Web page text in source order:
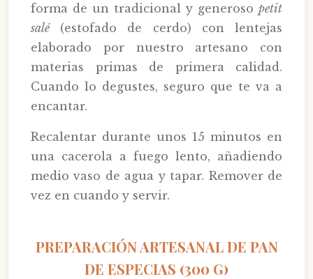
forma de un tradicional y generoso petit
salé(estofado de cerdo) con lentejas
elaborado por nuestro artesano con
materias primas de primera calidad.
Cuando lo degustes, seguro que te va a
encantar.
Recalentar durante unos 15 minutos en
una cacerola a fuego lento, añadiendo
medio vaso de agua y tapar. Remover de
vez en cuando y servir.
PREPARACIÓN ARTESANAL DE PAN
DE ESPECIAS (300 G)